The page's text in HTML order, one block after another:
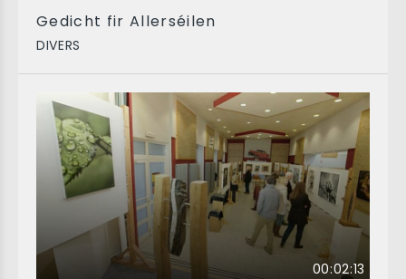
Gedicht fir Allerséilen
DIVERS
00:02:13